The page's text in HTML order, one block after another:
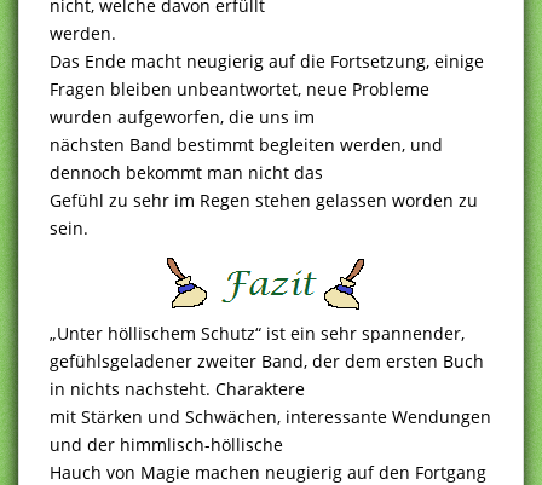
nicht, welche davon erfüllt
werden.
Das Ende macht neugierig auf die Fortsetzung, einige
Fragen bleiben unbeantwortet, neue Probleme
wurden aufgeworfen, die uns im
nächsten Band bestimmt begleiten werden, und
dennoch bekommt man nicht das
Gefühl zu sehr im Regen stehen gelassen worden zu
sein.
„Unter höllischem Schutz“ ist ein sehr spannender,
gefühlsgeladener zweiter Band, der dem ersten Buch
in nichts nachsteht. Charaktere
mit Stärken und Schwächen, interessante Wendungen
und der himmlisch-höllische
Hauch von Magie machen neugierig auf den Fortgang